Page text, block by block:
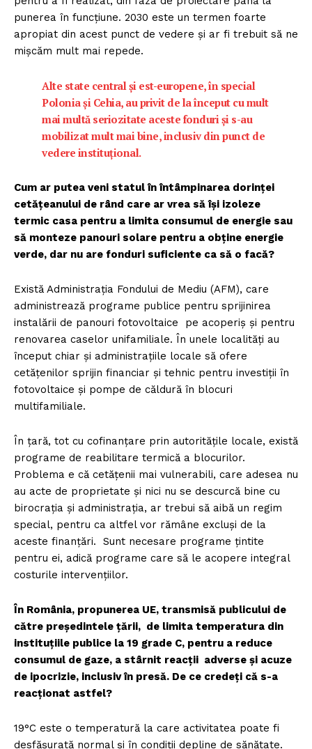
punerea în funcțiune. 2030 este un termen foarte
apropiat din acest punct de vedere și ar fi trebuit să ne
mișcăm mult mai repede.
Alte state central și est-europene, în special
Polonia și Cehia, au privit de la început cu mult
mai multă seriozitate aceste fonduri și s-au
mobilizat mult mai bine, inclusiv din punct de
vedere instituțional.
Cum ar putea veni statul în întâmpinarea dorinței
cetățeanului de rând care ar vrea să își izoleze
termic casa pentru a limita consumul de energie sau
să monteze panouri solare pentru a obține energie
verde, dar nu are fonduri suficiente ca să o facă?
Există Administrația Fondului de Mediu (AFM), care
administrează programe publice pentru sprijinirea
instalării de panouri fotovoltaice pe acoperiș și pentru
renovarea caselor unifamiliale. În unele localități au
început chiar și administrațiile locale să ofere
cetățenilor sprijin financiar și tehnic pentru investiții în
fotovoltaice și pompe de căldură în blocuri
multifamiliale.
În țară, tot cu cofinanțare prin autoritățile locale, există
programe de reabilitare termică a blocurilor.
Problema e că cetățenii mai vulnerabili, care adesea nu
au acte de proprietate și nici nu se descurcă bine cu
birocrația și administrația, ar trebui să aibă un regim
special, pentru ca altfel vor rămâne excluși de la
aceste finanțări. Sunt necesare programe țintite
pentru ei, adică programe care să le acopere integral
costurile intervențiilor.
În România, propunerea UE, transmisă publicului de
către președintele țării, de limita temperatura din
instituțiile publice la 19 grade C, pentru a reduce
consumul de gaze, a stârnit reacții adverse și acuze
de ipocrizie, inclusiv în presă. De ce credeți că s-a
reacționat astfel?
19°C este o temperatură la care activitatea poate fi
desfășurată normal și în condiții depline de sănătate.